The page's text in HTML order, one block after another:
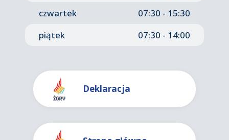
czwartek
07:30 - 15:30
piątek
07:30 - 14:00
Deklaracja